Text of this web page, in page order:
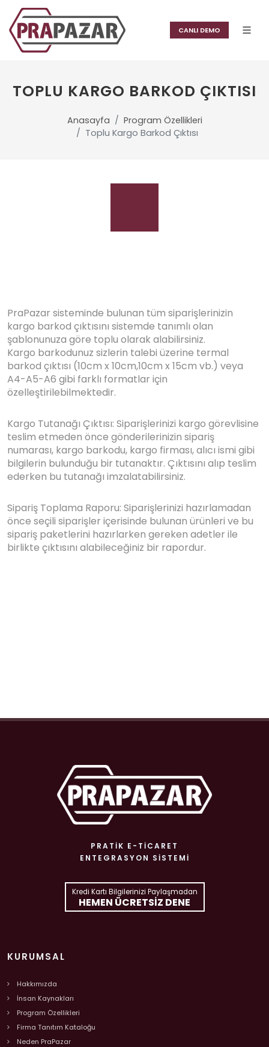
CANLI DEMO
TOPLU KARGO BARKOD ÇIKTISI
Anasayfa
Program Özellikleri
Toplu Kargo Barkod Çıktısı
PraPazar sisteminde bulunan tüm siparişlerinizin
kargo barkod çıktısını sistemde tanımlı olan
şablonunuza göre toplu olarak alabilirsiniz.
Kargo barkodunuz sizlerin talebi üzerine termal
barkod çıktısı (10cm x 10cm,10cm x 15cm vb.) veya
A4-A5-A6 gibi farklı formatlar için
özelleştirilebilmektedir.
Kargo Tutanağı Çıktısı: Siparişlerinizi kargo görevlisine
teslim etmeden önce gönderilerinizin sipariş
numarası, kargo barkodu, kargo firması, alıcı ismi gibi
bilgilerin bulunduğu bir tutanaktır. Çıktısını alıp teslim
ederken bu tutanağı imzalatabilirsiniz.
Sipariş Toplama Raporu: Siparişlerinizi hazırlamadan
önce seçili siparişler içerisinde bulunan ürünleri ve bu
sipariş paketlerini hazırlarken gereken adetler ile
birlikte çıktısını alabileceğiniz bir rapordur.
PRATIK E-TICARET
ENTEGRASYON SISTEMI
Kredi Kartı Bilgilerinizi Paylaşmadan
HEMEN ÜCRETSIZ DENE
KURUMSAL
Hakkımızda
İnsan Kaynakları
Program Özellikleri
Firma Tanıtım Kataloğu
Neden PraPazar